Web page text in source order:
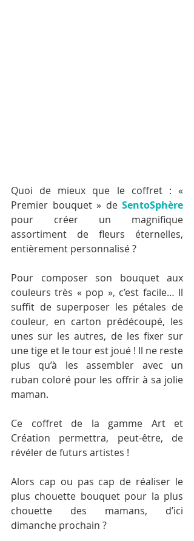
Quoi de mieux que le coffret : «
Premier bouquet » de SentoSphère
pour créer un magnifique
assortiment de fleurs éternelles,
entièrement personnalisé ?
Pour composer son bouquet aux
couleurs très « pop », c’est facile… Il
suffit de superposer les pétales de
couleur, en carton prédécoupé, les
unes sur les autres, de les fixer sur
une tige et le tour est joué ! Il ne reste
plus qu’à les assembler avec un
ruban coloré pour les offrir à sa jolie
maman.
Ce coffret de la gamme Art et
Création permettra, peut-être, de
révéler de futurs artistes !
Alors cap ou pas cap de réaliser le
plus chouette bouquet pour la plus
chouette des mamans, d’ici
dimanche prochain ?